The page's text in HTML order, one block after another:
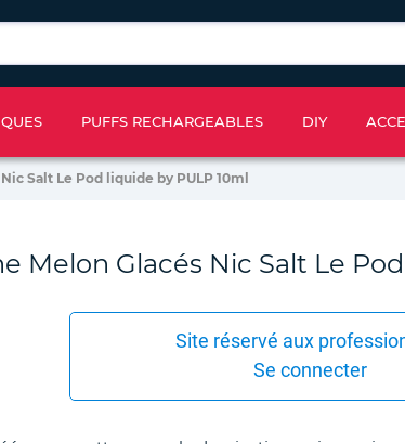
PUFFS RECHARGEABLES DIY
Salt Le Pod liquide by PULP 10ml
Melon Glacés Nic Salt Le
Site réservé aux
Se connecter